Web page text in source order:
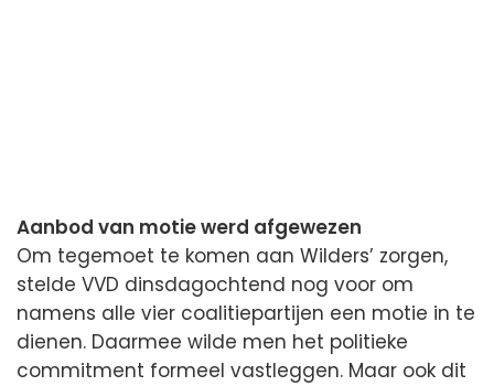
Aanbod van motie werd afgewezen
Om tegemoet te komen aan Wilders’ zorgen,
stelde VVD dinsdagochtend nog voor om
namens alle vier coalitiepartijen een motie in te
dienen. Daarmee wilde men het politieke
commitment formeel vastleggen. Maar ook dit